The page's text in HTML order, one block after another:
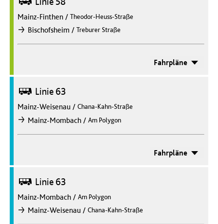
Mainz-Finthen / Theodor-Heuss-Straße
nachBischofsheim / Treburer Straße
Fahrpläne
Bus Linie 63
Mainz-Weisenau / Chana-Kahn-Straße
nachMainz-Mombach / Am Polygon
Fahrpläne
Bus Linie 63
Mainz-Mombach / Am Polygon
nachMainz-Weisenau / Chana-Kahn-Straße